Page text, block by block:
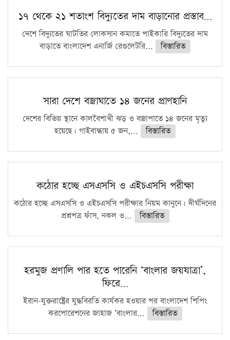
১৭ থেকে ২১ শতাংশ বিদ্যুতের দাম বাড়ানোর প্রস্তাব…
দেশে বিদ্যুতের ঘাটতির লোকসান কমাতে পাইকারি বিদ্যুতের দাম
বাড়াতে বাংলাদেশ এনার্জি রেগুলেটরি...
বিস্তারিত
সারা দেশে বজ্রাঘাতে ১৪ জনের প্রাণহানি
দেশের বিভিন্ন স্থানে কালবৈশাখী ঝড় ও বজ্রাপাতে ১৪ জনের মৃত্যু
হয়েছে। গাইবান্ধায় ৫ জন,...
বিস্তারিত
কঠোর হচ্ছে এসএসসি ও এইচএসসি পরীক্ষা
কঠোর হচ্ছে এসএসসি ও এইচএসসি পরীক্ষার নিয়ম কানুনে। দীর্ঘদিনের
প্রশ্নপত্র ফাঁস, নকল ও...
বিস্তারিত
হরমুজ প্রণালি পার হতে পারেনি ‘বাংলার জয়যাত্রা’,
ফিরে…
ইরান-যুক্তরাষ্ট্রের যুদ্ধবিরতি কার্যকর হওয়ার পর বাংলাদেশ শিপিং
করপোরেশনের জাহাজ ‘বাংলার...
বিস্তারিত